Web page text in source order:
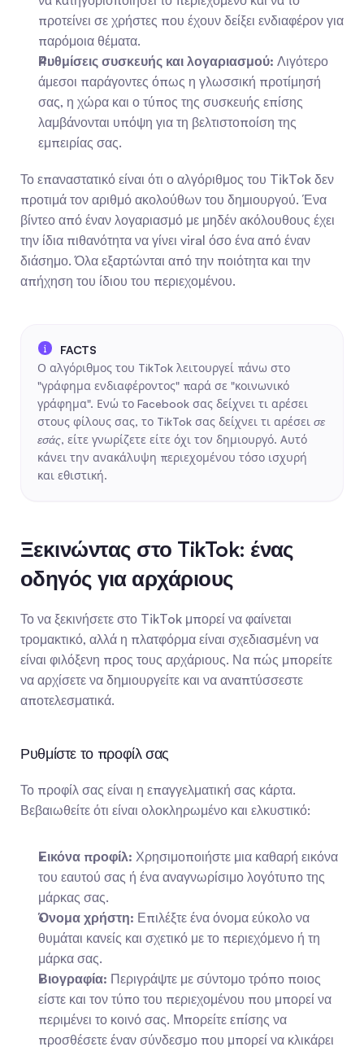
προτείνει σε χρήστες που έχουν δείξει ενδιαφέρον για
παρόμοια θέματα.
Ρυθμίσεις συσκευής και λογαριασμού: Λιγότερο
άμεσοι παράγοντες όπως η γλωσσική προτίμησή
σας, η χώρα και ο τύπος της συσκευής επίσης
λαμβάνονται υπόψη για τη βελτιστοποίση της
εμπειρίας σας.
Το επαναστατικό είναι ότι ο αλγόριθμος του TikTok δεν
προτιμά τον αριθμό ακολούθων του δημιουργού. Ένα
βίντεο από έναν λογαριασμό με μηδέν ακόλουθους έχει
την ίδια πιθανότητα να γίνει viral όσο ένα από έναν
διάσημο. Όλα εξαρτώνται από την ποιότητα και την
απήχηση του ίδιου του περιεχομένου.
Ο αλγόριθμος του TikTok λειτουργεί πάνω στο
"γράφημα ενδιαφέροντος" παρά σε "κοινωνικό
γράφημα". Ενώ το Facebook σας δείχνει τι αρέσει
στους φίλους σας, το TikTok σας δείχνει τι αρέσει σε
εσάς, είτε γνωρίζετε είτε όχι τον δημιουργό. Αυτό
κάνει την ανακάλυψη περιεχομένου τόσο ισχυρή
και εθιστική.
Ξεκινώντας στο TikTok: ένας
οδηγός για αρχάριους
Το να ξεκινήσετε στο TikTok μπορεί να φαίνεται
τρομακτικό, αλλά η πλατφόρμα είναι σχεδιασμένη να
είναι φιλόξενη προς τους αρχάριους. Να πώς μπορείτε
να αρχίσετε να δημιουργείτε και να αναπτύσσεστε
αποτελεσματικά.
Ρυθμίστε το προφίλ σας
Το προφίλ σας είναι η επαγγελματική σας κάρτα.
Βεβαιωθείτε ότι είναι ολοκληρωμένο και ελκυστικό:
Εικόνα προφίλ: Χρησιμοποιήστε μια καθαρή εικόνα
του εαυτού σας ή ένα αναγνωρίσιμο λογότυπο της
μάρκας σας.
Όνομα χρήστη: Επιλέξτε ένα όνομα εύκολο να
θυμάται κανείς και σχετικό με το περιεχόμενο ή τη
μάρκα σας.
Βιογραφία: Περιγράψτε με σύντομο τρόπο ποιος
είστε και τον τύπο του περιεχομένου που μπορεί να
περιμένει το κοινό σας. Μπορείτε επίσης να
προσθέσετε έναν σύνδεσμο που μπορεί να κλικάρει